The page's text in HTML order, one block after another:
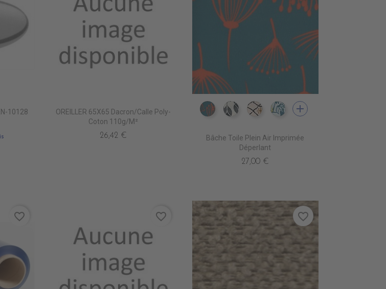
10128
OREILLER 65X65 Dacron/Calle Poly-
Coton 110g/m²
26,42 €
IM0200 BLOMMA 00
IM0300 NAIROBI 00
IM0400 BERBERE 00
IM0503 ALOHA 03
add
Bâche Toile Plein Air Imprimée
Déperlant
27,00 €
favorite_border favorite_border favorite_border